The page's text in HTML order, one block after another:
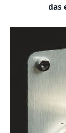
das